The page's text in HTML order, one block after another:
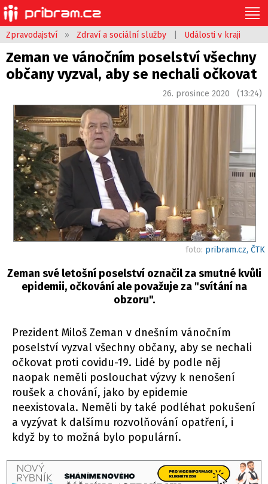
Zpravodajství » Zdraví a sociální služby Události v kraji
Zeman ve vánočním poselství všechny
občany vyzval, aby se nechali očkovat
26. prosince 2020 (13:24)
foto: pribram.cz, ČTK
Zeman své letošní poselství označil za smutné kvůli
epidemii, očkování ale považuje za "svítání na
obzoru".
Prezident Miloš Zeman v dnešním vánočním
poselství vyzval všechny občany, aby se nechali
očkovat proti covidu-19. Lidé by podle něj
naopak neměli poslouchat výzvy k nenošení
roušek a chování, jako by epidemie
neexistovala. Neměli by také podléhat pokušení
a vyzývat k dalšímu rozvolňování opatření, i
když by to možná bylo populární.